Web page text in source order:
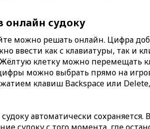
онлайн судоку
можно решать онлайн. Цифра
ввести как с клавиатуры, так и
клетку можно перемещать
можно выбрать прямо на
клавиш Backspace или
автоматически